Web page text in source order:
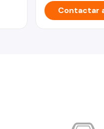
Contactar